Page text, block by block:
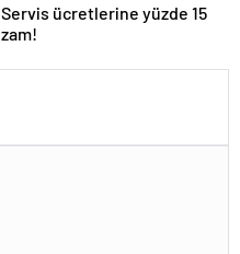
Servis ücretlerine yüzde 15
zam!